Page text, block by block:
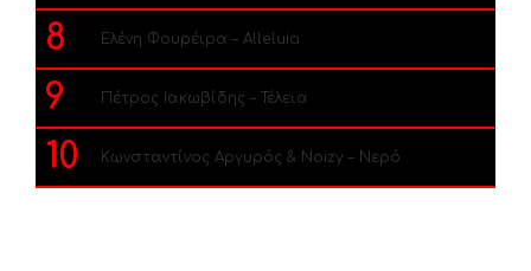
8 Ελένη Φουρέιρα – Alleluia
9 Πέτρος Ιακωβίδης – Τέλεια
10 Κωνσταντίνος Αργυρός & Noizy – Νερό